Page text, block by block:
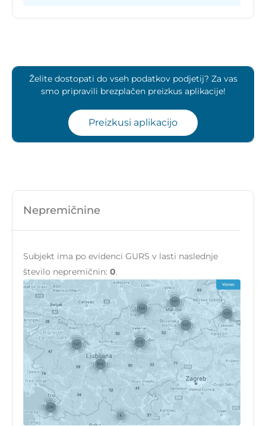
Želite dostopati do vseh podatkov podjetij? Za vas
smo pripravili brezplačen preizkus aplikacije!
Preizkusi aplikacijo
Nepremičnine
Subjekt ima po evidenci GURS v lasti naslednje
število nepremičnin: 0.